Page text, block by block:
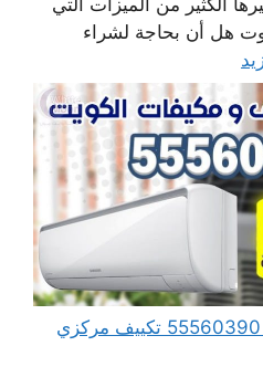
هل أن بحاجة لشراء
فني تكييف وتبريد الرميثية 55560390 تكييف مركزي